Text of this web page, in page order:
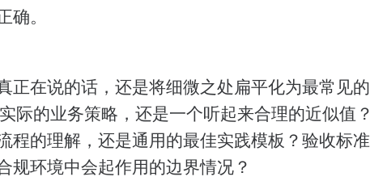
。
正在说的话，还是将细微之处扁平化为最常见的
际的业务策略，还是一个听起来合理的近似值？
程的理解，还是通用的最佳实践模板？验收标准
规环境中会起作用的边界情况？